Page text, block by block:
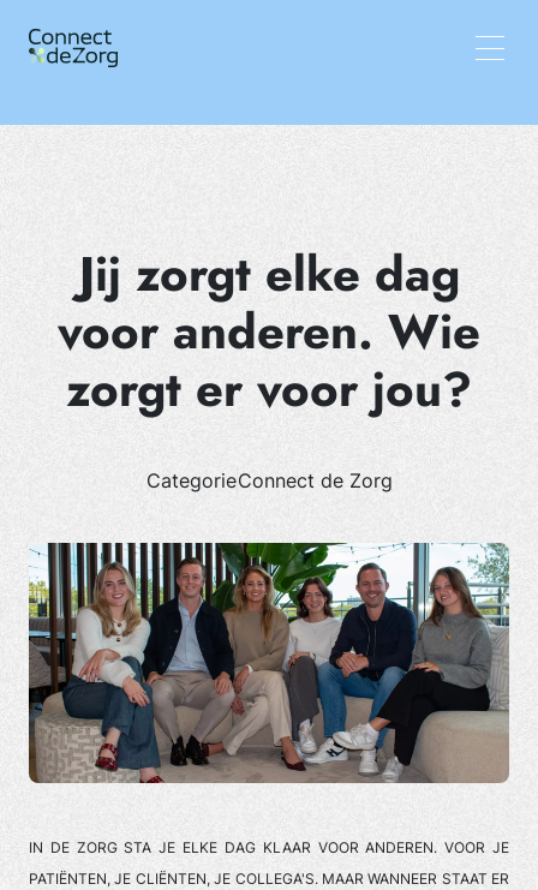
Team
Jij zorgt elke dag
voor anderen. Wie
zorgt er voor jou?
CategorieConnect de Zorg
IN DE ZORG STA JE ELKE DAG KLAAR VOOR ANDEREN. VOOR JE
PATIËNTEN, JE CLIËNTEN, JE COLLEGA'S. MAAR WANNEER STAAT ER